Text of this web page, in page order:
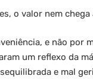
o valor nem
e não por
um reflexo da
e mal